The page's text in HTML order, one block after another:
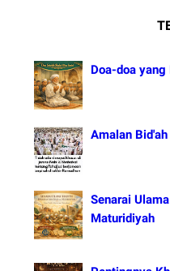
Doa-doa
Amalan
Senarai
Maturidiyah